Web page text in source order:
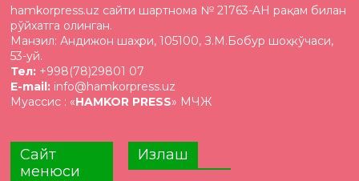
hamkorpress.uz сайти шартнома № 21763-AH рақам билан
рўйхатга олинган.
Манзил: Андижон шаҳри, 105100, З.М.Бобур шоҳкўчаси,
53-уй.
Тел: +998(78)29801 07
E-mail: info@hamkorpress.uz
Муассис : «HAMKOR PRESS» МЧЖ
Сайт
менюси
Излаш